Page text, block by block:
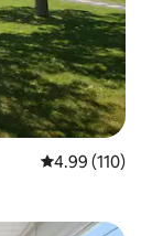
Calificación
4.99 (110)